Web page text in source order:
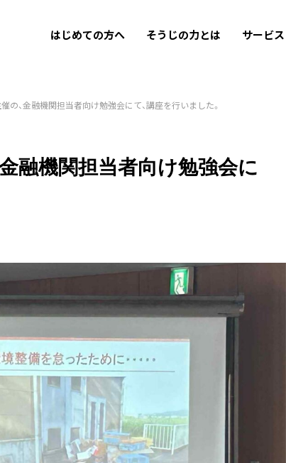
はじめての方へ そうじの力とは サービス
の、金融機関担当者向け勉強会にて、講座を行いました。
融機関担当者向け勉強会に